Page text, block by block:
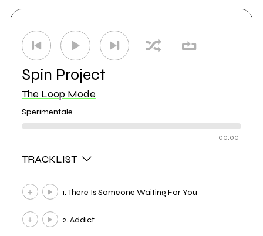
Spin Project
The Loop Mode
Sperimentale
00:00
TRACKLIST
1. There Is Someone Waiting For You
2. Addict